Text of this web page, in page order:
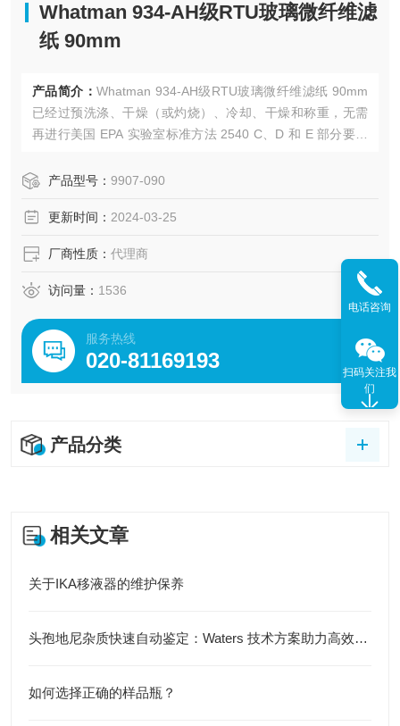
Whatman 934-AH级RTU玻璃微纤维滤
纸 90mm
产品简介： Whatman 934-AH级RTU玻璃微纤维滤纸 90mm
已经过预洗涤、干燥（或灼烧）、冷却、干燥和称重，无需
再进行美国 EPA 实验室标准方法 2540 C、D 和 E 部分要求
1.5µ m 的细颗粒，可以处理重浊的样品。
产品型号： 9907-090
更新时间： 2024-03-25
厂商性质： 代理商
访问量： 1536
服务热线
020-81169193
产品分类
相关文章
关于IKA移液器的维护保养
头孢地尼杂质快速自动鉴定：Waters 技术方案助力高效分析
如何选择正确的样品瓶？
电话咨询
扫码关注我
们